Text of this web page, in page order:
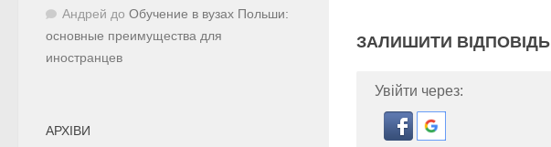
ЗАЛИШИТИ ВІДПОВІДЬ
Увійти через:
Андрей до Обучение в вузах Польши:
основные преимущества для
иностранцев
АРХІВИ